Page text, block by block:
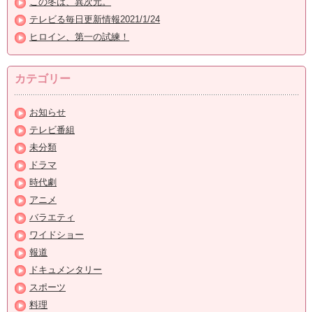
テレビる毎日更新情報2021/1/24
ヒロイン、第一の試練！
カテゴリー
お知らせ
テレビ番組
未分類
ドラマ
時代劇
アニメ
バラエティ
ワイドショー
報道
ドキュメンタリー
スポーツ
料理